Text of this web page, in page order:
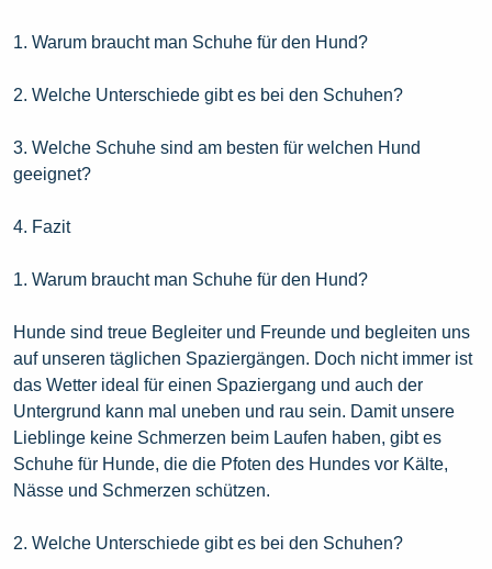
1. Warum braucht man Schuhe für den Hund?
2. Welche Unterschiede gibt es bei den Schuhen?
3. Welche Schuhe sind am besten für welchen Hund
geeignet?
4. Fazit
1. Warum braucht man Schuhe für den Hund?
Hunde sind treue Begleiter und Freunde und begleiten uns
auf unseren täglichen Spaziergängen. Doch nicht immer ist
das Wetter ideal für einen Spaziergang und auch der
Untergrund kann mal uneben und rau sein. Damit unsere
Lieblinge keine Schmerzen beim Laufen haben, gibt es
Schuhe für Hunde, die die Pfoten des Hundes vor Kälte,
Nässe und Schmerzen schützen.
2. Welche Unterschiede gibt es bei den Schuhen?